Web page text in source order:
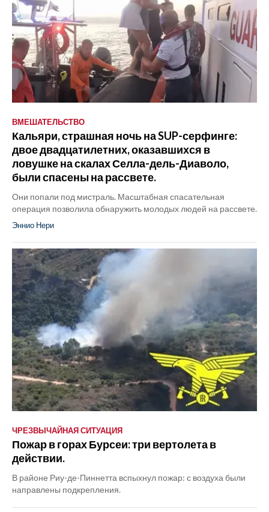
ВМЕШАТЕЛЬСТВО
Кальяри, страшная ночь на SUP-серфинге:
двое двадцатилетних, оказавшихся в
ловушке на скалах Селла-дель-Диаволо,
были спасены на рассвете.
Они попали под мистраль. Масштабная спасательная
операция позволила обнаружить молодых людей на рассвете.
Эннио Нери
ЧРЕЗВЫЧАЙНАЯ СИТУАЦИЯ
Пожар в горах Бурсеи: три вертолета в
действии.
В районе Риу-де-Пиннетта вспыхнул пожар: с воздуха были
направлены подкрепления.